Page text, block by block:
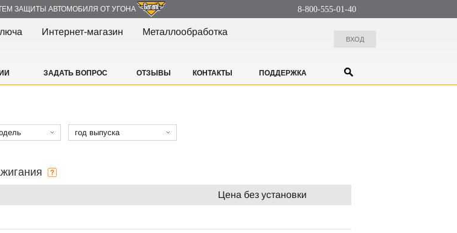
ЗАЩИТЫ АВТОМОБИЛЯ ОТ УГОНА 8-800-555-01-40
Интернет-магазин
Металлообработка
ВХОД
ЗАДАТЬ ВОПРОС ОТЗЫВЫ КОНТАКТЫ ПОДДЕРЖКА
год выпуска
Цена без установки